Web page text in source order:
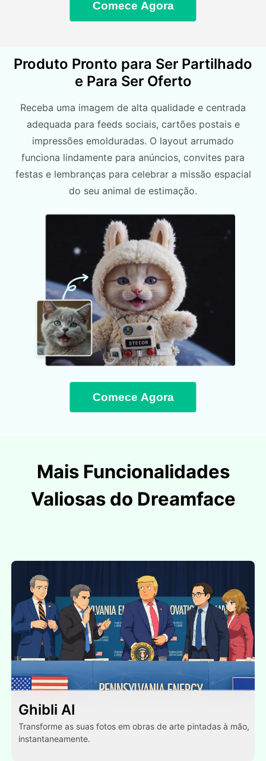
Comece Agora
Produto Pronto para Ser Partilhado
e Para Ser Oferto
Receba uma imagem de alta qualidade e centrada
adequada para feeds sociais, cartões postais e
impressões emolduradas. O layout arrumado
funciona lindamente para anúncios, convites para
festas e lembranças para celebrar a missão espacial
do seu animal de estimação.
Comece Agora
Mais Funcionalidades
Valiosas do Dreamface
Ghibli AI
Transforme as suas fotos em obras de arte pintadas à mão,
instantaneamente.